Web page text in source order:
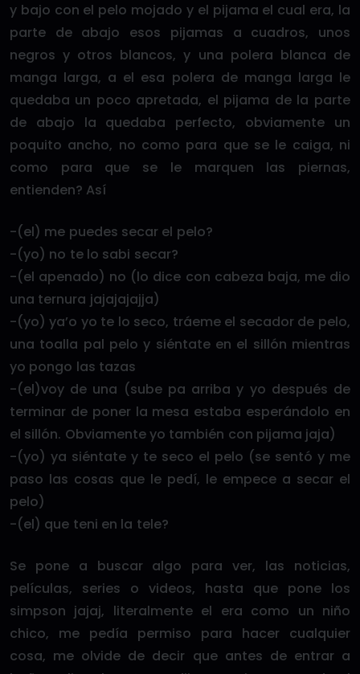
y bajo con el pelo mojado y el pijama el cual era, la
parte de abajo esos pijamas a cuadros, unos
negros y otros blancos, y una polera blanca de
manga larga, a el esa polera de manga larga le
quedaba un poco apretada, el pijama de la parte
de abajo la quedaba perfecto, obviamente un
poquito ancho, no como para que se le caiga, ni
como para que se le marquen las piernas,
entienden? Así
-(el) me puedes secar el pelo?
-(yo) no te lo sabi secar?
-(el apenado) no (lo dice con cabeza baja, me dio
una ternura jajajajajja)
-(yo) ya’o yo te lo seco, tráeme el secador de pelo,
una toalla pal pelo y siéntate en el sillón mientras
yo pongo las tazas
-(el)voy de una (sube pa arriba y yo después de
terminar de poner la mesa estaba esperándolo en
el sillón. Obviamente yo también con pijama jaja)
-(yo) ya siéntate y te seco el pelo (se sentó y me
paso las cosas que le pedí, le empece a secar el
pelo)
-(el) que teni en la tele?
Se pone a buscar algo para ver, las noticias,
películas, series o videos, hasta que pone los
simpson jajaj, literalmente el era como un niño
chico, me pedía permiso para hacer cualquier
cosa, me olvide de decir que antes de entrar a